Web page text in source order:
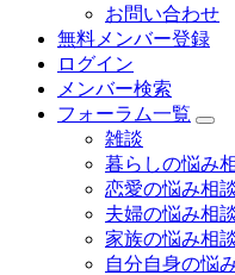
お問い合わせ
無料メンバー登録
ログイン
メンバー検索
フォーラム一覧
雑談
暮らしの悩み
恋愛の悩み相
夫婦の悩み相
家族の悩み相
自分自身の悩